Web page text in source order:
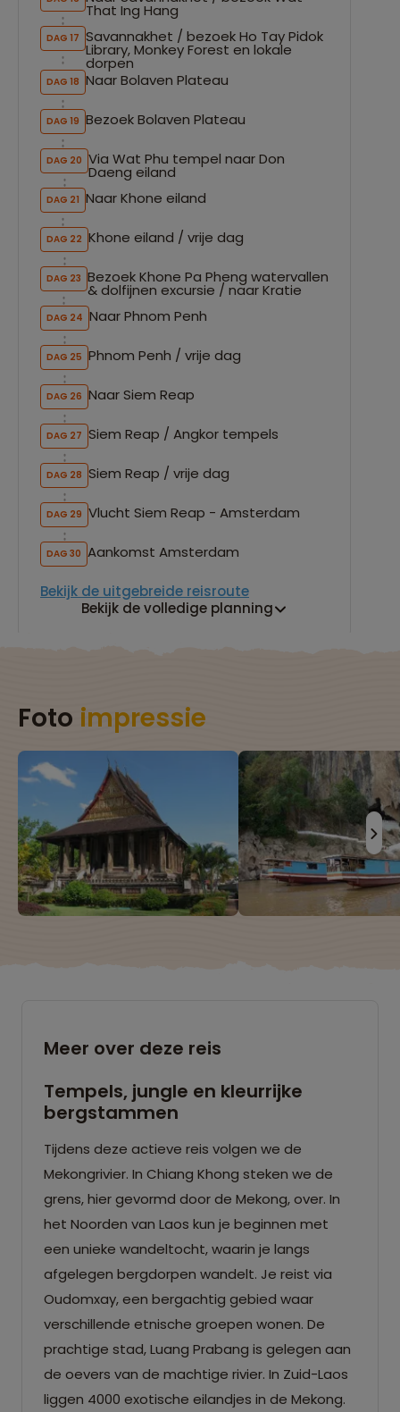
That Ing Hang
DAG 17 Savannakhet / bezoek Ho Tay Pidok
Library, Monkey Forest en lokale
dorpen
DAG 18 Naar Bolaven Plateau
DAG 19 Bezoek Bolaven Plateau
DAG 20 Via Wat Phu tempel naar Don
Daeng eiland
DAG 21 Naar Khone eiland
DAG 22 Khone eiland / vrije dag
DAG 23 Bezoek Khone Pa Pheng watervallen
& dolfijnen excursie / naar Kratie
DAG 24 Naar Phnom Penh
DAG 25 Phnom Penh / vrije dag
DAG 26 Naar Siem Reap
DAG 27 Siem Reap / Angkor tempels
DAG 28 Siem Reap / vrije dag
DAG 29 Vlucht Siem Reap - Amsterdam
DAG 30 Aankomst Amsterdam
Bekijk de uitgebreide reisroute
Bekijk de volledige planning
Foto impressie
Meer over deze reis
Tempels, jungle en kleurrijke
bergstammen
Tijdens deze actieve reis volgen we de
Mekongrivier. In Chiang Khong steken we de
grens, hier gevormd door de Mekong, over. In
het Noorden van Laos kun je beginnen met
een unieke wandeltocht, waarin je langs
afgelegen bergdorpen wandelt. Je reist via
Oudomxay, een bergachtig gebied waar
verschillende etnische groepen wonen. De
prachtige stad, Luang Prabang is gelegen aan
de oevers van de machtige rivier. In Zuid-Laos
liggen 4000 exotische eilandjes in de Mekong.